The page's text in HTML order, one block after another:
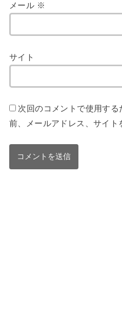
メール ※
サイト
次回のコメントで使用す
前、メールアドレス、サイト